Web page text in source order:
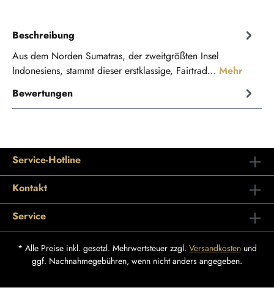
Beschreibung
Aus dem Norden Sumatras, der zweitgrößten Insel
Indonesiens, stammt dieser erstklassige, Fairtrad… Mehr
Bewertungen
Service-Hotline
Kontakt
Service
* Alle Preise inkl. gesetzl. Mehrwertsteuer zzgl. Versandkostenund
ggf. Nachnahmegebühren, wenn nicht anders angegeben.